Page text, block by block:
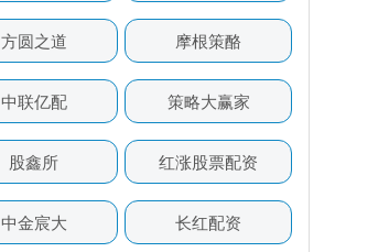
方圆之道 摩根策酪
中联亿配 策略大赢家
股鑫所 红涨股票配资
中金宸大 长红配资